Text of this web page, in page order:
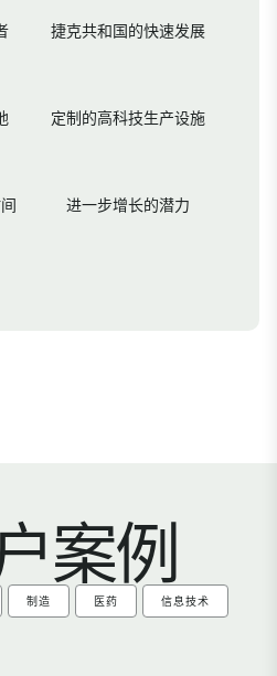
捷克共和国的快速发展
定制的高科技生产设施
进一步增长的潜力
案例
制造 医药 信息技术